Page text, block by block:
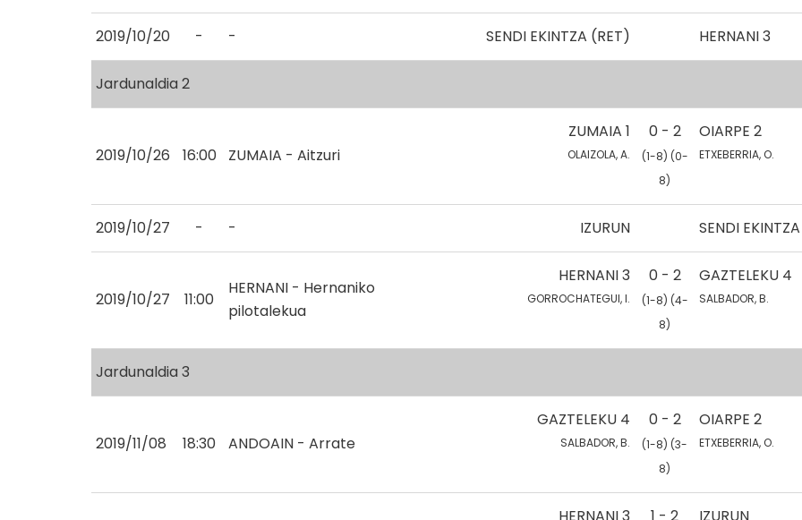
2019/10/20 - - SENDI EKINTZA (RET) HERNANI 3
Jardunaldia 2
2019/10/26 16:00 ZUMAIA - Aitzuri
ZUMAIA 1
OLAIZOLA, A.
0 - 2
(1-8) (0-
8)
OIARPE 2
ETXEBERRIA, O.
2019/10/27 - - IZURUN SENDI
2019/10/27 11:00
HERNANI - Hernaniko
pilotalekua
HERNANI 3
GORROCHATEGUI, I.
0 - 2
(1-8) (4-
8)
GAZTELEKU 4
SALBADOR, B.
Jardunaldia 3
2019/11/08 18:30 ANDOAIN - Arrate
GAZTELEKU 4
SALBADOR, B.
0 - 2
(1-8) (3-
8)
OIARPE 2
ETXEBERRIA, O.